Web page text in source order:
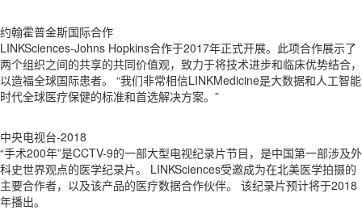
约翰霍普金斯国际合作
LINKSciences-Johns Hopkins合作于2017年正式开展。此项合作展示了
两个组织之间的共享的共同价值观，致力于将技术进步和临床优势结合，
以造福全球国际患者。 “我们非常相信LINKMedicine是大数据和人工智能
时代全球医疗保健的标准和首选解决方案。”
中央电视台-2018
“手术200年”是CCTV-9的一部大型电视纪录片节目，是中国第一部涉及外
科史世界观点的医学纪录片。 LINKSciences受邀成为在北美医学拍摄的
主要合作者，以及该产品的医疗数据合作伙伴。 该纪录片预计将于2018
年播出。